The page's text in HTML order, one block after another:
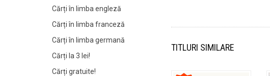
TITLURI SIMILARE
Cărți în limba engleză
Cărți în limba franceză
Cărți în limba germană
Cărți la 3 lei!
Cărți gratuite!